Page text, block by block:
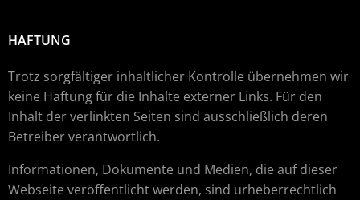
HAFTUNG
Trotz sorgfältiger inhaltlicher Kontrolle übernehmen wir
keine Haftung für die Inhalte externer Links. Für den
Inhalt der verlinkten Seiten sind ausschließlich deren
Betreiber verantwortlich.
Informationen, Dokumente und Medien, die auf dieser
Webseite veröffentlicht werden, sind urheberrechtlich